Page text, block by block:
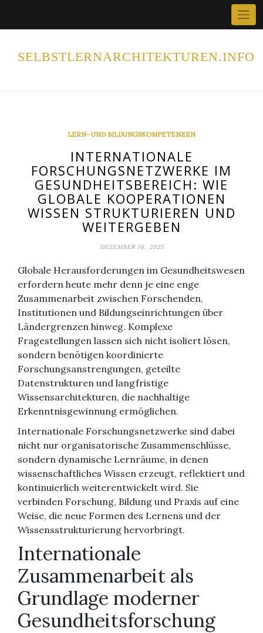
SELBSTLERNARCHITEKTUREN.INFO
LERN- UND BILDUNGSKOMPETENZEN
INTERNATIONALE
FORSCHUNGSNETZWERKE IM
GESUNDHEITSBEREICH: WIE
GLOBALE KOOPERATIONEN
WISSEN STRUKTURIEREN UND
WEITERGEBEN
DEZEMBER 16, 2025
Globale Herausforderungen im Gesundheitswesen
erfordern heute mehr denn je eine enge
Zusammenarbeit zwischen Forschenden,
Institutionen und Bildungseinrichtungen über
Ländergrenzen hinweg. Komplexe
Fragestellungen lassen sich nicht isoliert lösen,
sondern benötigen koordinierte
Forschungsanstrengungen, geteilte
Datenstrukturen und langfristige
Wissensarchitekturen, die nachhaltige
Erkenntnisgewinnung ermöglichen.
Internationale Forschungsnetzwerke sind dabei
nicht nur organisatorische Zusammenschlüsse,
sondern dynamische Lernräume, in denen
wissenschaftliches Wissen erzeugt, reflektiert und
kontinuierlich weiterentwickelt wird. Sie
verbinden Forschung, Bildung und Praxis auf eine
Weise, die neue Formen des Lernens und der
Wissensstrukturierung hervorbringt.
Internationale
Zusammenarbeit als
Grundlage moderner
Gesundheitsforschung
×